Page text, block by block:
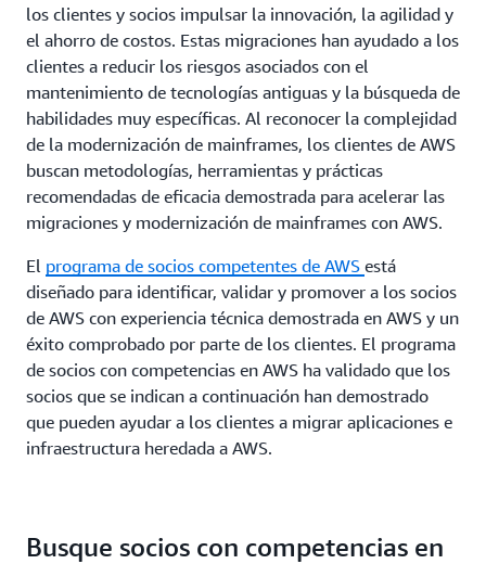
los clientes y socios impulsar la innovación, la agilidad y
el ahorro de costos. Estas migraciones han ayudado a los
clientes a reducir los riesgos asociados con el
mantenimiento de tecnologías antiguas y la búsqueda de
habilidades muy específicas. Al reconocer la complejidad
de la modernización de mainframes, los clientes de AWS
buscan metodologías, herramientas y prácticas
recomendadas de eficacia demostrada para acelerar las
migraciones y modernización de mainframes con AWS.
El programa de socios competentes de AWS está
diseñado para identificar, validar y promover a los socios
de AWS con experiencia técnica demostrada en AWS y un
éxito comprobado por parte de los clientes. El programa
de socios con competencias en AWS ha validado que los
socios que se indican a continuación han demostrado
que pueden ayudar a los clientes a migrar aplicaciones e
infraestructura heredada a AWS.
Busque socios con competencias en